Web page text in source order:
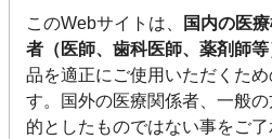
このWebサイトは、
国内の医
者（医師、歯科医師、薬剤師等
品を適正にご使用いただくた
す。国外の医療関係者、一般
的としたものではない事をご了